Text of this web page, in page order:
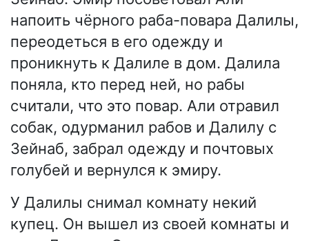
напоить чёрного раба-повара Далилы,
переодеться в его одежду и
проникнуть к Далиле в дом. Далила
поняла, кто перед ней, но рабы
считали, что это повар. Али отравил
собак, одурманил рабов и Далилу с
Зейнаб, забрал одежду и почтовых
голубей и вернулся к эмиру.
У Далилы снимал комнату некий
купец. Он вышел из своей комнаты и